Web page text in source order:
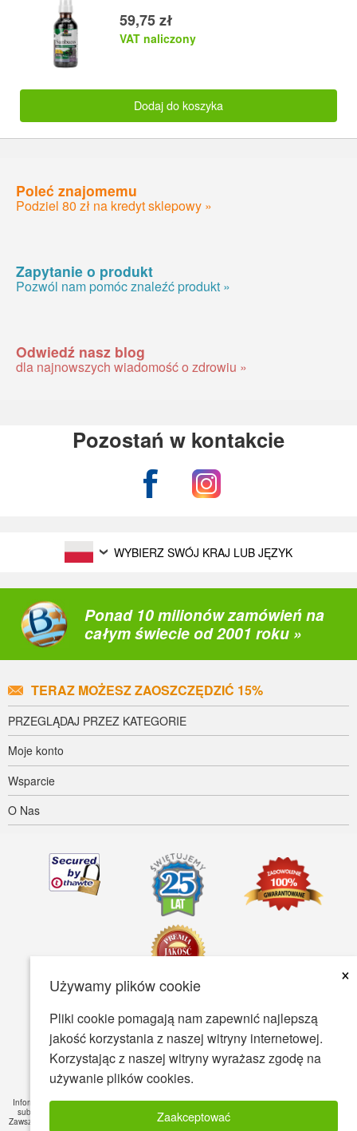
Używamy plików cookie
×
Pliki cookie pomagają nam zapewnić najlepszą
jakość korzystania z naszej witryny internetowej.
Korzystając z naszej witryny wyrażasz zgodę na
używanie plików cookies.
Zaakceptować
59,75 zł
VAT naliczony
Dodaj do koszyka
Poleć znajomemu
Podziel 80 zł na kredyt sklepowy »
Zapytanie o produkt
Pozwól nam pomóc znaleźć produkt »
Odwiedź nasz blog
dla najnowszych wiadomość o zdrowiu »
Pozostań w kontakcie
WYBIERZ SWÓJ KRAJ LUB JĘZYK
Ponad 10 milionów zamówień na
całym świecie od 2001 roku »
TERAZ MOŻESZ ZAOSZCZĘDZIĆ 15%
PRZEGLĄDAJ PRZEZ KATEGORIE
Moje konto
Wsparcie
O Nas
Dostępność Warunki Użytkowania Polityka prywatności
Polityka bezpieczeństwa
© Copyright 2001-2026 BIOVEA. Wszystkie Prawa Zastrzeżone.
Informacje zawarte na tej stronie są przeznaczone tylko dla Twojej wiedzy ogólnej i nie jest
substytutem dla profesjonalnych porad medycznych lub leczenia konkretnych schorzeń.
Zawsze zasięgnąć porady lekarza lub innego wykwalifikowanego pracownika służby zdrowia,